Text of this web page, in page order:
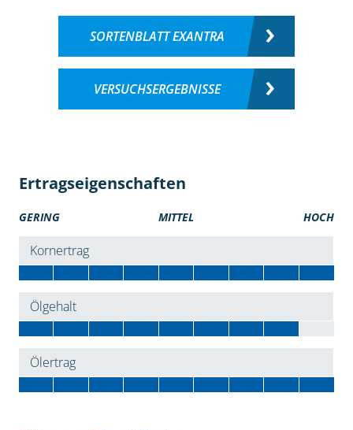
SORTENBLATT EXANTRA
VERSUCHSERGEBNISSE
Ertragseigenschaften
GERING MITTEL HOCH
Kornertrag
Ölgehalt
Ölertrag